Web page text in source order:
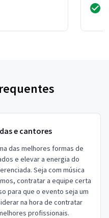
e cantores
das melhores formas de
e elevar a energia do
Seja com música
contratar a equipe certa
para que o evento seja um
na hora de contratar
profissionais.